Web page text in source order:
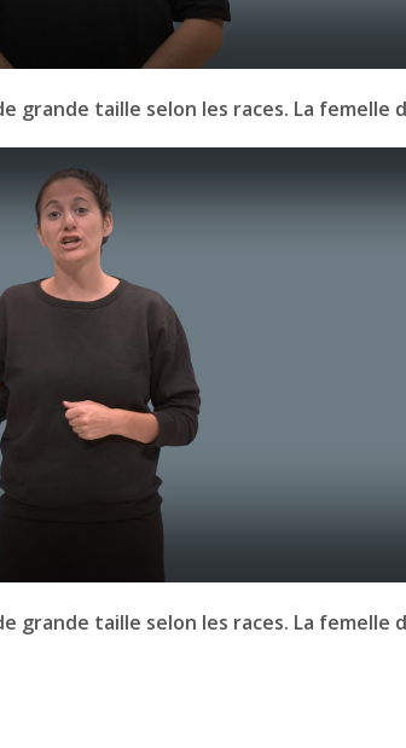
grande taille selon les races. La
grande taille selon les races. La